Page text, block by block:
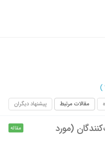
)
مقالات مرتبط پیشنهاد دیگران
(مورد
مقاله